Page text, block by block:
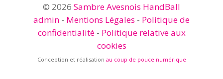
© 2026 Sambre Avesnois HandBall
admin - Mentions Légales - Politique de
confidentialité- Politique relative aux
cookies
Conception et réalisation au coup de pouce numérique